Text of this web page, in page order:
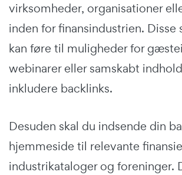
virksomheder, organisationer
inden for finansindustrien. Disse
kan føre til muligheder for
webinarer eller samskabt
inkludere backlinks.
Desuden skal du indsende din
hjemmeside til relevante
industrikataloger og foreninger.